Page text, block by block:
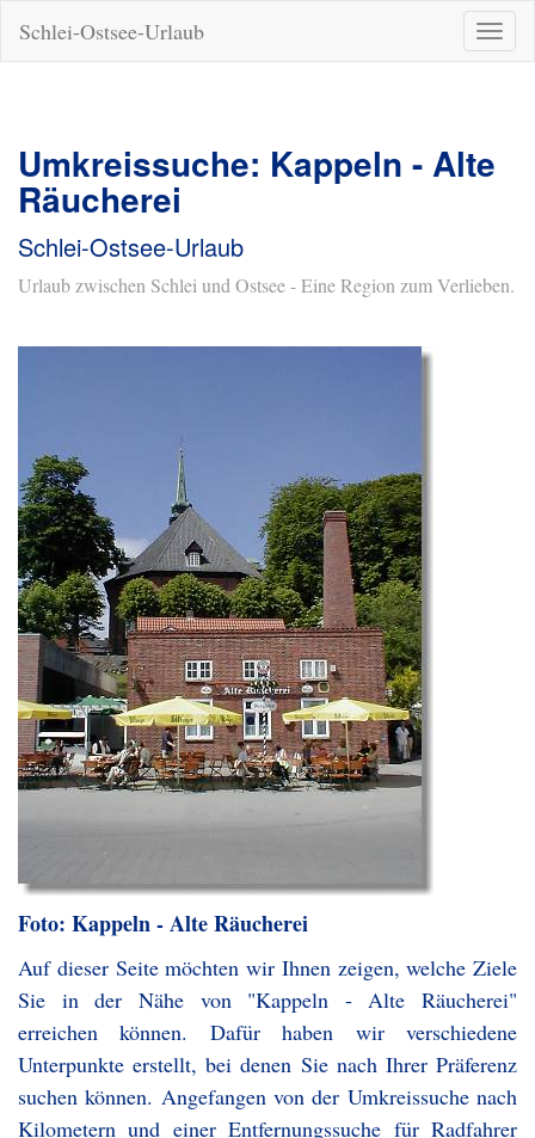
ein-/
Schlei-Ostsee-Urlaub
Umkreissuche: Kappeln - Alte
Räucherei
Schlei-Ostsee-Urlaub
Urlaub zwischen Schlei und Ostsee - Eine Region zum Verlieben.
Foto: Kappeln - Alte Räucherei
Auf dieser Seite möchten wir Ihnen zeigen, welche Ziele
Sie in der Nähe von "Kappeln - Alte Räucherei"
erreichen können. Dafür haben wir verschiedene
Unterpunkte erstellt, bei denen Sie nach Ihrer Präferenz
suchen können. Angefangen von der Umkreissuche nach
Kilometern und einer Entfernungssuche für Radfahrer